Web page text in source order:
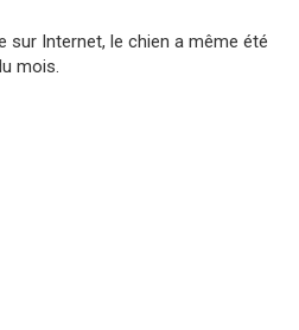
sur Internet, le chien a même été
mois.